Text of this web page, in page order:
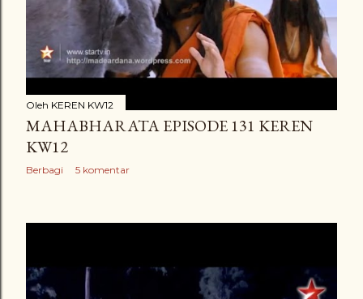
Oleh KEREN KW12
MAHABHARATA EPISODE 131 KEREN
KW12
Berbagi 5 komentar